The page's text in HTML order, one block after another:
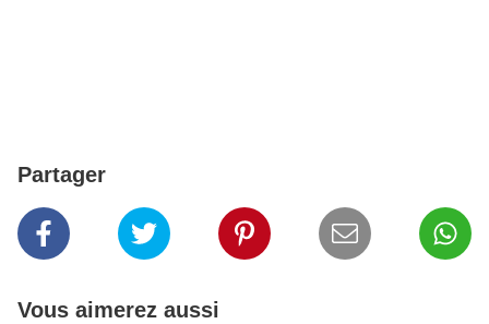
Partager
Vous aimerez aussi